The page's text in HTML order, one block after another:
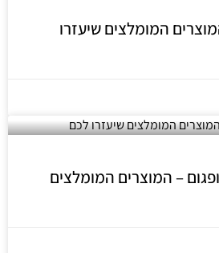
המומלצים שיעזרו
– המוצרים המומלצים